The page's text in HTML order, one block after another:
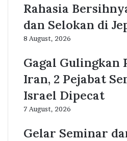
Rahasia
dan Selokan di
8 August, 2026
Gagal Gulingkan
Iran, 2 Pejabat
Israel Dipecat
7 August, 2026
Gelar Seminar